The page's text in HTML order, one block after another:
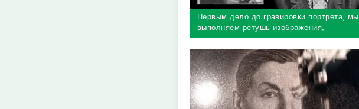
Первым дело до гравировки портрета, мы
выполняем ретушь изображения,
необходимо максимально улучшить
портрет